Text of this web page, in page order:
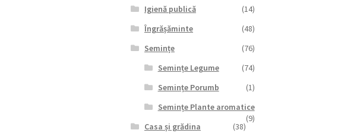
Igienă publică
(14)
Îngrășăminte
(48)
Semințe
(76)
Semințe Legume
(74)
Semințe Porumb
(1)
Semințe Plante aromatice
(9)
Casa și grădina
(38)